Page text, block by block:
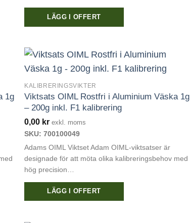
LÄGG I OFFERT
1g
KALIBRERINGSVIKTER
Viktsats OIML Rostfri i Aluminium Väska 1g
– 200g inkl. F1 kalibrering
0,00 kr exkl. moms
SKU: 700100049
Adams OIML Viktset Adam OIML-viktsatser är
designade för att möta olika kalibreringsbehov med
hög precision…
LÄGG I OFFERT